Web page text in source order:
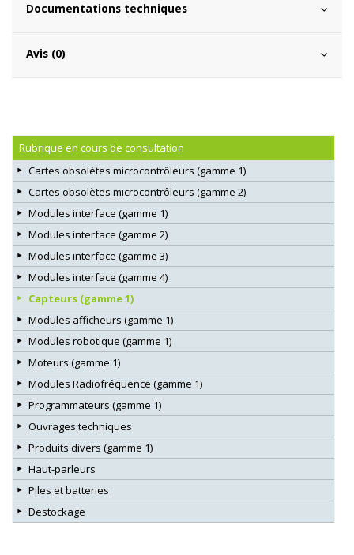
Documentations techniques
Avis (0)
Rubrique en cours de consultation
Cartes obsolètes microcontrôleurs (gamme 1)
Cartes obsolètes microcontrôleurs (gamme 2)
Modules interface (gamme 1)
Modules interface (gamme 2)
Modules interface (gamme 3)
Modules interface (gamme 4)
Capteurs (gamme 1)
Modules afficheurs (gamme 1)
Modules robotique (gamme 1)
Moteurs (gamme 1)
Modules Radiofréquence (gamme 1)
Programmateurs (gamme 1)
Ouvrages techniques
Produits divers (gamme 1)
Haut-parleurs
Piles et batteries
Destockage